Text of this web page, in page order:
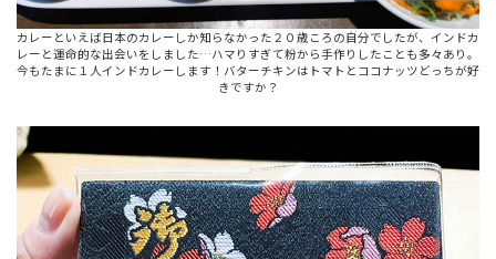
カレーといえば日本のカレーしか知らなかった２０歳ころの自分でしたが、インドカ
レーと運命的な出会いをしました…ハマりすぎて粉から手作りしたことも多々あり。
今もたまに１人インドカレーします！バターチキンはトマトとココナッツどっちが好
きですか？